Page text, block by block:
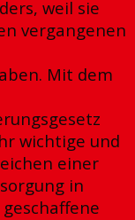
weil sie
vergangenen
Mit dem
wichtige und
einer
in